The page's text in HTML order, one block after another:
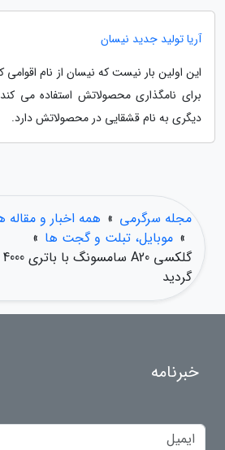
آریا تولید جدید نیسان
این اولین بار نیست که نیسان از نام اقوامی
برای نامگذاری محصولاتش استفاده می
دیگری به نام قشقایی در محصولاتش دارد.
مجله سرگرمی » همه اخبار و مقاله
» موبایل، تبلت و گجت ها »
گردید
خبرنامه